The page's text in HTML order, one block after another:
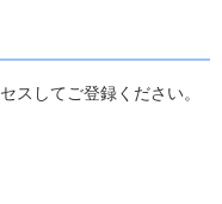
スしてご登録ください。